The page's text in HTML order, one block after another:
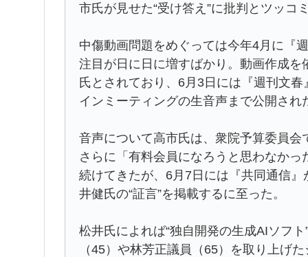
市氏が見せた“受け答え”に批判とツッコ
中傷動画問題をめぐっては今年4月に『
注目が日に日に増すばかり。動画作成
氏とされており、6月3日には『週刊文
インミーティングの生音声まで公開され
音声について高市氏は、衆院予算委員
さらに「有料会員になろうと思わなかっ
続けてきたが、6月7日には『共同通信
井健氏の“証言”を掲載するに至った。
松井氏によれば“独自開発の生成AIソフ
（45）や林芳正議員（65）を取り上げ